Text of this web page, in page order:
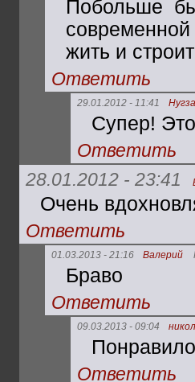
Побольше
жить и
Ответить
29.01.2012 - 11:41
Супер!
Ответить
28.01.2012 - 23:41
Очень
Ответить
01.03.2013 - 21:16 Валерий
Браво
Ответить
09.03.2013 - 09:04
Ответить